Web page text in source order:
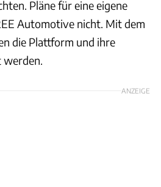
Pläne für eine eigene
Automotive nicht. Mit dem
die Plattform und ihre
ANZEIGE